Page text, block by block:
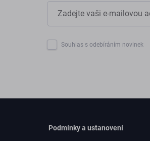
Souhlas s odebíráním novinek
Podmínky a ustanovení